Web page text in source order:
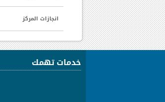
انجازات المركز
خدمات تهمك